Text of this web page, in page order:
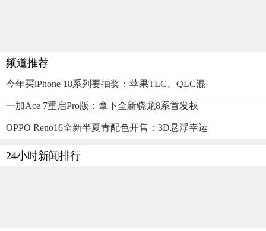
频道推荐
今年买iPhone 18系列要抽奖：苹果TLC、QLC混
一加Ace 7重启Pro版：拿下全新骁龙8系首发权
OPPO Reno16全新半夏青配色开售：3D悬浮幸运
24小时新闻排行